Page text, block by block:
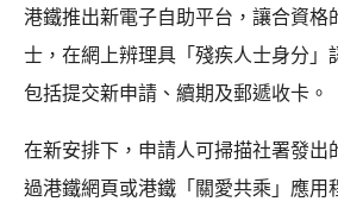
港鐵推出新電子自助平台，讓合資格
士，在網上辨理具「殘疾人士身分」
包括提交新申請、續期及郵遞收卡。
在新安排下，申請人可掃描社署發出
過港鐵網頁或港鐵「關愛共乘」應用